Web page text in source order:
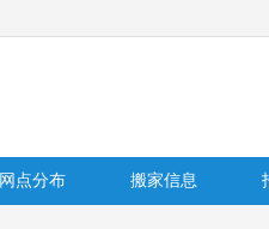
网点分布 搬家信息